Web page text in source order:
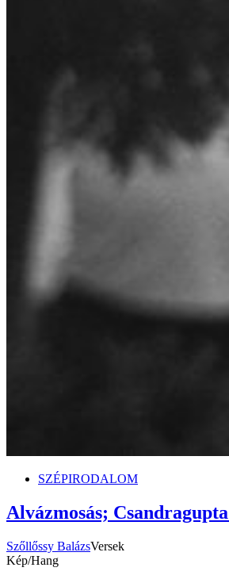
SZÉPIRODALOM
Alvázmosás;
Szőllőssy BalázsVersek
Kép/Hang